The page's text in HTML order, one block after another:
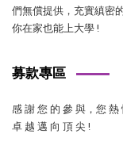
們無償提供，充實縝密
你在家也能上大學 !
募款專區
感 謝 您 的 參 與，您 熱
卓 越 邁 向 頂 尖 !